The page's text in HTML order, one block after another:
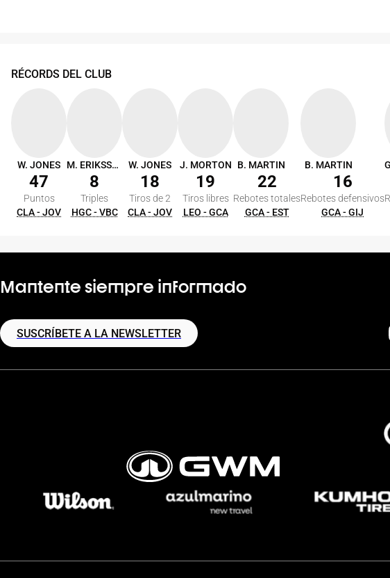
RÉCORDS DEL CLUB
W. JONES
47
Puntos
CLA - JOV
M. ERIKSSON
8
Triples
HGC - VBC
W. JONES
18
Tiros de 2
CLA - JOV
J. MORTON
19
Tiros libres
LEO - GCA
B. MARTIN
22
Rebotes totales
GCA - EST
B. MARTIN
16
Rebotes defensivos
GCA - GIJ
Mantente siempre informado
SUSCRÍBETE A LA NEWSLETTER